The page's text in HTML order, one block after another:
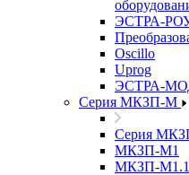
ЭСТРА-
Oscillo
Uprog
ЭСТРА-
Серия МКЗП-М
Серия
МКЗП-М1
МКЗП-М1.1